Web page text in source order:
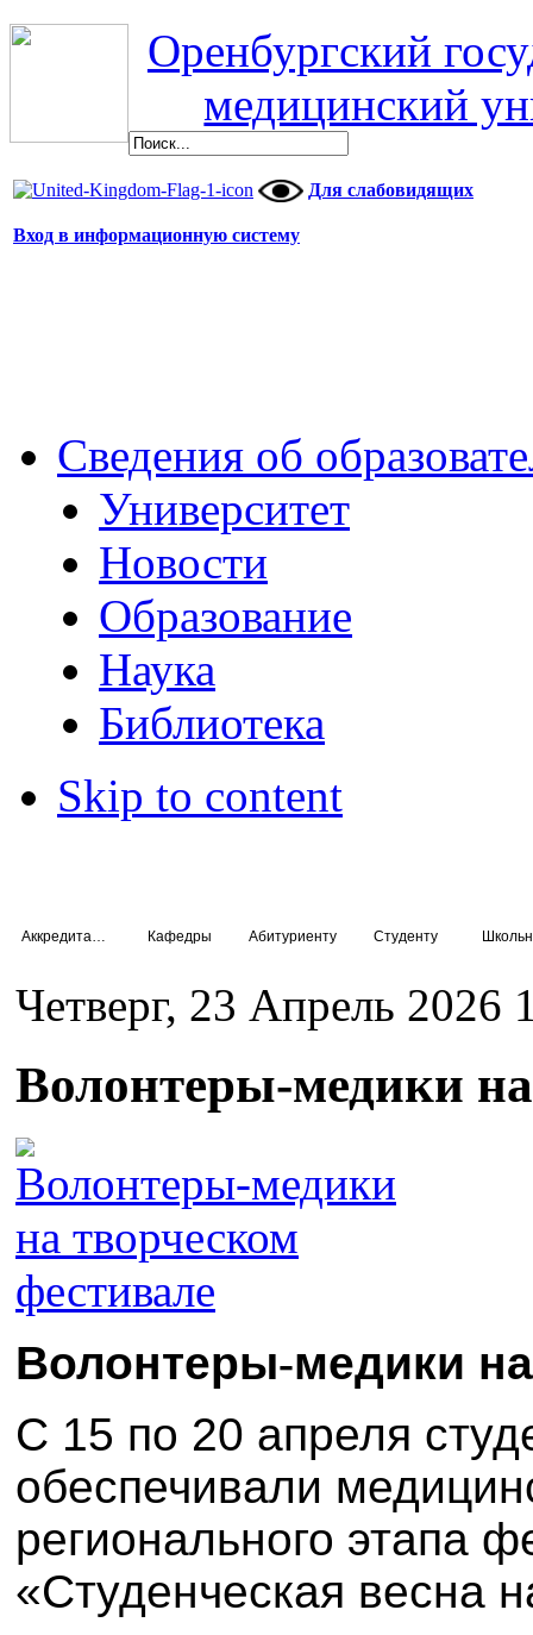
Оренбургский
медицинский
Для слабовидящих
Вход в информационную систему
Сведения об
Университет
Новости
Образование
Наука
Библиотека
Skip to content
Кафедры Абитуриенту Студенту
Четверг, 23 Апрель 2026
Волонтеры‑медики
Волонтеры‑медики
С 15 по 20 апреля
обеспечивали
регионального этапа
«Студенческая весна